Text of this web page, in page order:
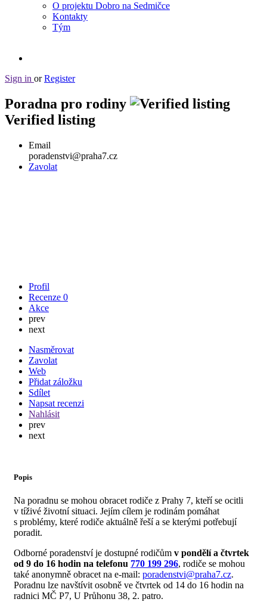
O projektu Dobro na Sedmičce
Kontakty
Tým
Sign in or Register
Poradna pro rodiny
Verified listing
Email
poradenstvi@praha7.cz
Zavolat
Profil
Recenze 0
Akce
prev
next
Nasměrovat
Zavolat
Web
Přidat záložku
Sdílet
Napsat recenzi
Nahlásit
prev
next
Popis
Na poradnu se mohou obracet rodiče z Prahy 7, kteří se ocitli
v tíživé životní situaci. Jejím cílem je rodinám pomáhat
s problémy, které rodiče aktuálně řeší a se kterými potřebují
poradit.
Odborné poradenství je dostupné rodičům v pondělí a čtvrtek
od 9 do 16 hodin na telefonu 770 199 296, rodiče se mohou
také anonymně obracet na e-mail: poradenstvi@praha7.cz.
Poradnu lze navštívit osobně ve čtvrtek od 14 do 16 hodin na
radnici MČ P7, U Průhonu 38, 2. patro.